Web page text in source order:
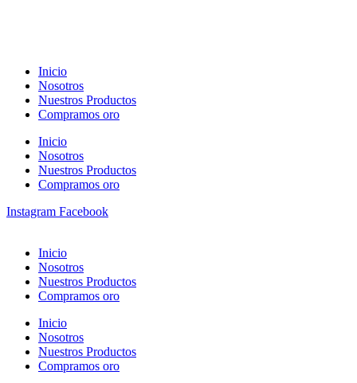
Inicio
Nosotros
Nuestros Productos
Compramos oro
Inicio
Nosotros
Nuestros Productos
Compramos oro
Instagram Facebook
Inicio
Nosotros
Nuestros Productos
Compramos oro
Inicio
Nosotros
Nuestros Productos
Compramos oro